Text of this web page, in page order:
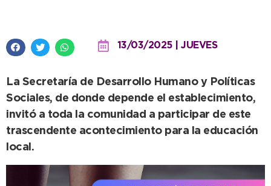
13/03/2025 | JUEVES
La Secretaría de Desarrollo Humano y Políticas
Sociales, de donde depende el establecimiento,
invitó a toda la comunidad a participar de este
trascendente acontecimiento para la educación
local.